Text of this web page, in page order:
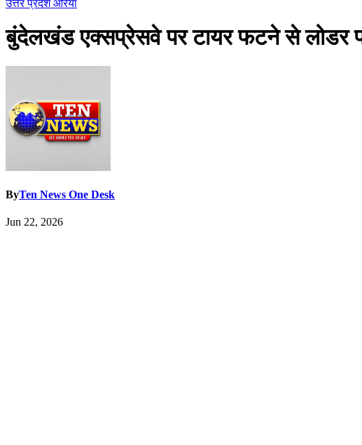
उत्तर प्रदेशऔरेया
बुंदेलखंड एक्सप्रेसवे पर टायर फटने से लोडर
ByTen News One Desk
Jun 22, 2026